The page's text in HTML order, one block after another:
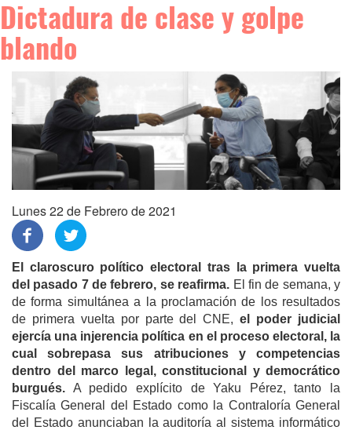
Dictadura de clase y golpe
blando
Lunes 22 de Febrero de 2021
El claroscuro político electoral tras la primera vuelta
del pasado 7 de febrero, se reafirma. El fin de semana, y
de forma simultánea a la proclamación de los resultados
de primera vuelta por parte del CNE,el poder judicial
ejercía una injerencia política en el proceso electoral, la
cual sobrepasa sus atribuciones y competencias
dentro del marco legal, constitucional y democrático
burgués. A pedido explícito de Yaku Pérez, tanto la
Fiscalía General del Estado como la Contraloría General
del Estado anunciaban la auditoría al sistema informático